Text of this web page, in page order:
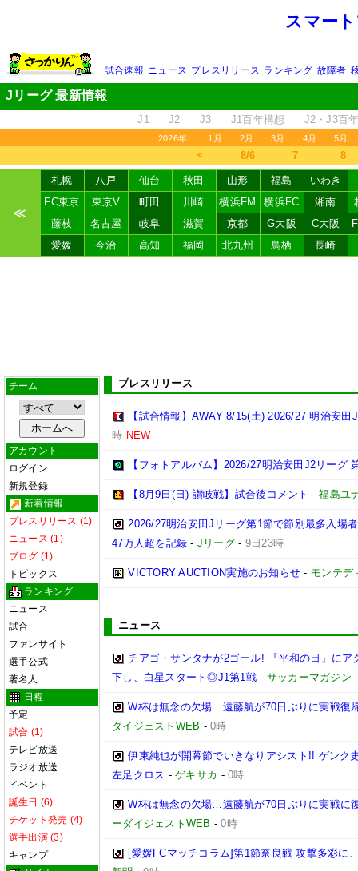
スマー
試合速報 ニュース プレスリリース ランキング 故障者
Jリーグ 最新情報
J1 J2 J3 J1百年構想 J2・J3百
2026年 1月 2月 3月 4月 5月
＜ 8/6 7 8
≪
札幌 八戸 仙台 秋田 山形 福島
いわき
FC東京
東京V 町田 川崎 横浜FM 横浜FC 湘南
藤枝
名古屋 岐阜 滋賀 京都 G大阪 C大阪
愛媛
今治 高知 福岡 北九州 鳥栖 長崎
チーム
アカウント
ログイン
新規登録
新着情報
プレスリリース (1)
ニュース (1)
ブログ (1)
トピックス
ランキング
ニュース
試合
ファンサイト
選手公式
著名人
日程
予定
試合 (1)
テレビ放送
ラジオ放送
イベント
誕生日 (6)
チケット発売 (4)
選手出演 (3)
キャンプ
プレスリリース
【試合情報】AWAY 8/15(土) 2026/27 明治安
時 NEW
【フォトアルバム】2026/27明治安田J2リーグ
【8月9日(日) 讃岐戦】試合後コメント -福島ユ
2026/27明治安田Jリーグ第1節で節別最多入場
47万人超を記録 - Jリーグ - 9日23時
VICTORY AUCTION実施のお知らせ - モンテデ
ニュース
チアゴ・サンタナが2ゴール! 『平和の日』に
下し、白星スタート◎J1第1戦 - サッカーマガジン
W杯は無念の欠場…遠藤航が70日ぶりに実戦復
ダイジェストWEB -0時
伊東純也が開幕節でいきなりアシスト!! ゲンク
左足クロス -ゲキサカ -0時
W杯は無念の欠場…遠藤航が70日ぶりに実戦に
ーダイジェストWEB -0時
[愛媛FCマッチコラム]第1節奈良戦 攻撃多彩に